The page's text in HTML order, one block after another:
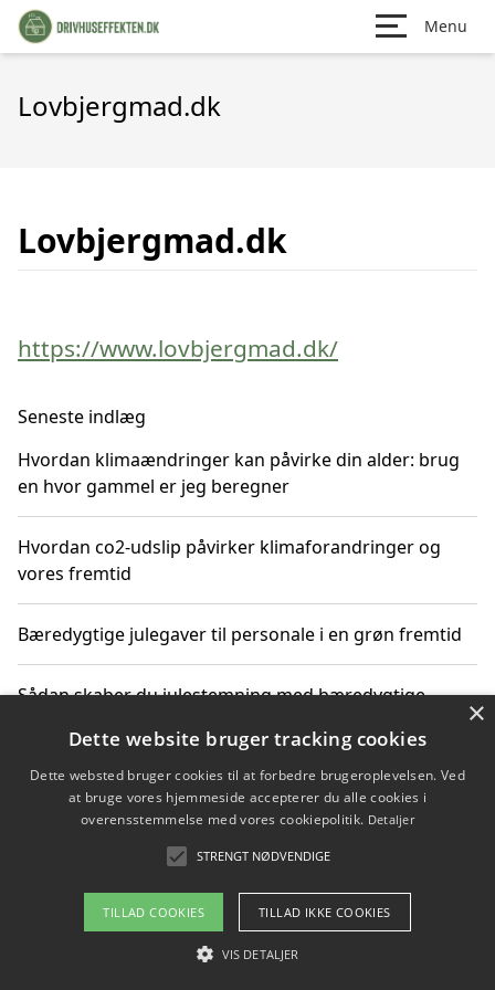
Menu
Lovbjergmad.dk
Lovbjergmad.dk
https://www.lovbjergmad.dk/
Seneste indlæg
Hvordan klimaændringer kan påvirke din alder: brug
en hvor gammel er jeg beregner
Hvordan co2-udslip påvirker klimaforandringer og
vores fremtid
Bæredygtige julegaver til personale i en grøn fremtid
Sådan skaber du julestemning med bæredygtige
Sådan skaber du et bæredygtigt hjem med familien i
Copyright 2026 - Pilanto Aps
Om / kontakt
×
Dette website bruger tracking cookies
Dette websted bruger cookies til at forbedre brugeroplevelsen. Ved
at bruge vores hjemmeside accepterer du alle cookies i
overensstemmelse med vores cookiepolitik. Detaljer
STRENGT NØDVENDIGE
TILLAD COOKIES TILLAD IKKE COOKIES
VIS DETALJER